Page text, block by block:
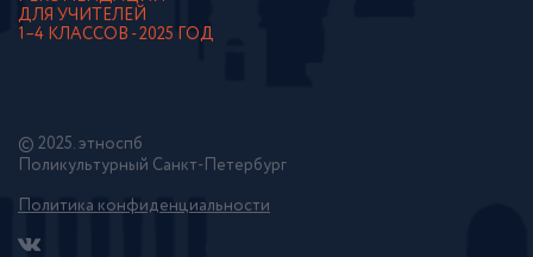
ДЛЯ УЧИТЕЛЕЙ
1–4 КЛАССОВ - 2025 ГОД
© 2025. этноспб
Поликультурный Санкт-Петербург
Политика конфиденциальности